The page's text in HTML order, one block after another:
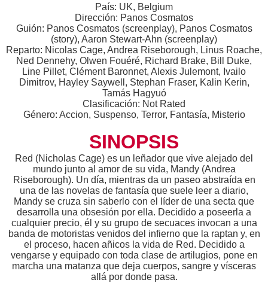
País: UK, Belgium
Dirección: Panos Cosmatos
Guión: Panos Cosmatos (screenplay), Panos Cosmatos
(story), Aaron Stewart-Ahn (screenplay)
Reparto: Nicolas Cage, Andrea Riseborough, Linus Roache,
Ned Dennehy, Olwen Fouéré, Richard Brake, Bill Duke,
Line Pillet, Clément Baronnet, Alexis Julemont, Ivailo
Dimitrov, Hayley Saywell, Stephan Fraser, Kalin Kerin,
Tamás Hagyuó
Clasificación: Not Rated
Género: Accion, Suspenso, Terror, Fantasía, Misterio
SINOPSIS
Red (Nicholas Cage) es un leñador que vive alejado del
mundo junto al amor de su vida, Mandy (Andrea
Riseborough). Un día, mientras da un paseo abstraída en
una de las novelas de fantasía que suele leer a diario,
Mandy se cruza sin saberlo con el líder de una secta que
desarrolla una obsesión por ella. Decidido a poseerla a
cualquier precio, él y su grupo de secuaces invocan a una
banda de motoristas venidos del infierno que la raptan y, en
el proceso, hacen añicos la vida de Red. Decidido a
vengarse y equipado con toda clase de artilugios, pone en
marcha una matanza que deja cuerpos, sangre y vísceras
allá por donde pasa.